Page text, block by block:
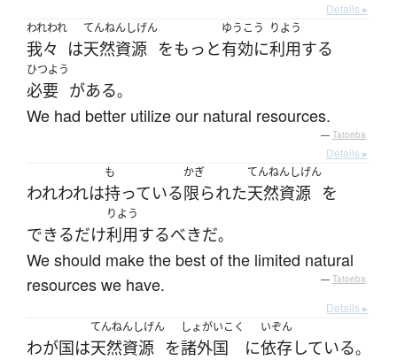
Details ▸
われわれ
我々 は
てんねんしげん
天然資源 をもっと
ゆうこう
有効に
りよう
利用する
ひつよう
必要 がある。
We had better utilize our natural resources.
— Tatoeba
Details ▸
われわれは
も
持っている
かぎ
限られた
てんねんしげん
天然資源 を
できるだけ
りよう
利用するべきだ。
We should make the best of the limited natural
resources we have.
— Tatoeba
Details ▸
わが国は
てんねんしげん
天然資源 を
しょがいこく
諸外国 に
いぞん
依存している。